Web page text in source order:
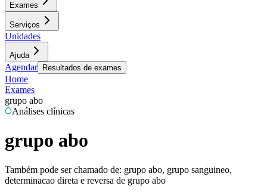
Exames
Serviços
Unidades
Ajuda
Agendar Resultados de exames
Home
Exames
grupo abo
Análises clínicas
grupo abo
Também pode ser chamado de: grupo abo, grupo sanguineo,
determinacao direta e reversa de grupo abo